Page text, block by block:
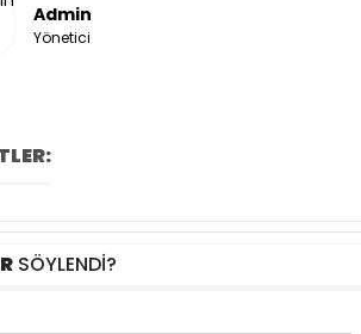
Admin
Yönetici
SÖYLENDİ?